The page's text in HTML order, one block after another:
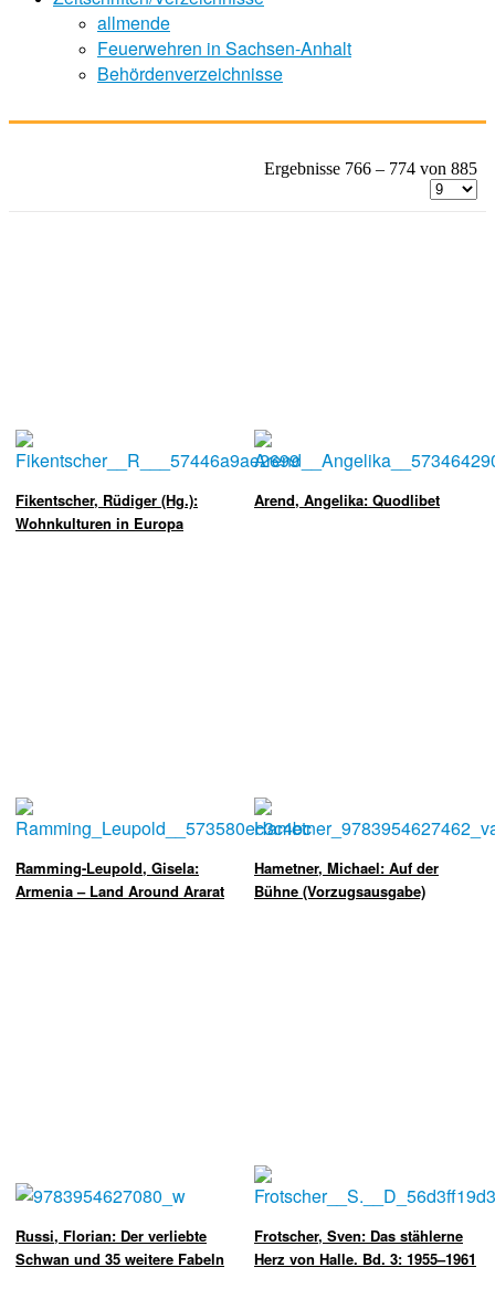
allmende
Feuerwehren in Sachsen-Anhalt
Behördenverzeichnisse
Ergebnisse 766 – 774 von 885
Fikentscher, Rüdiger (Hg.):
Wohnkulturen in Europa
Arend, Angelika: Quodlibet
Ramming-Leupold, Gisela:
Armenia – Land Around Ararat
Hametner, Michael: Auf der
Bühne (Vorzugsausgabe)
Russi, Florian: Der verliebte
Schwan und 35 weitere Fabeln
Frotscher, Sven: Das stählerne
Herz von Halle. Bd. 3: 1955–1961